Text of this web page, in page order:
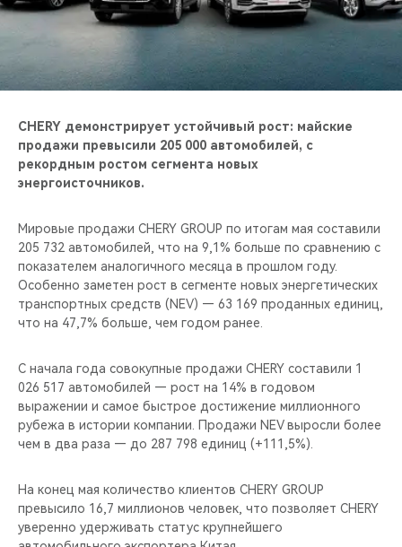
CHERY И СПОРТ
НАШИ МЕРОПРИЯТИЯ
CHERY ДЛЯ ДЕТЕЙ
CHERY демонстрирует устойчивый рост: майские
продажи превысили 205 000 автомобилей, с
рекордным ростом сегмента новых
энергоисточников.
Мировые продажи CHERY GROUP по итогам мая составили
205 732 автомобилей, что на 9,1% больше по сравнению с
показателем аналогичного месяца в прошлом году.
Особенно заметен рост в сегменте новых энергетических
транспортных средств (NEV) — 63 169 проданных единиц,
что на 47,7% больше, чем годом ранее.
С начала года совокупные продажи CHERY составили 1
026 517 автомобилей — рост на 14% в годовом
выражении и самое быстрое достижение миллионного
рубежа в истории компании. Продажи NEV выросли более
чем в два раза — до 287 798 единиц (+111,5%).
На конец мая количество клиентов CHERY GROUP
превысило 16,7 миллионов человек, что позволяет CHERY
уверенно удерживать статус крупнейшего